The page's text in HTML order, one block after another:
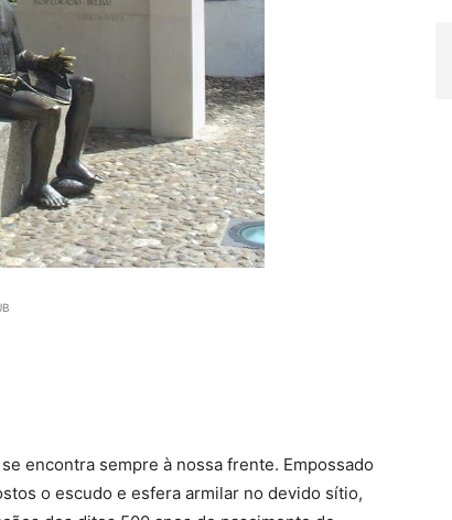
encontra sempre à nossa frente. Empossado
o escudo e esfera armilar no devido sítio,